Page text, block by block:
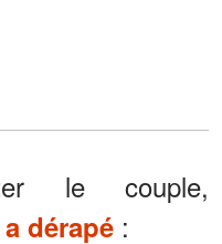
le couple,
a dérapé :